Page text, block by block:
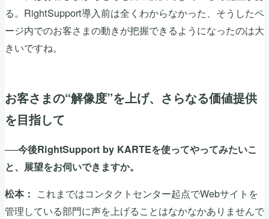
る。RightSupport導入前は全くわからなかった、そうしたペ
ージ内でのお客さまの動きが把握できるようになったのは大
きいですね。
お客さまの“解像度”を上げ、さらなる価値提供
を目指して
──今後RightSupport by KARTEを使ってやってみたいこ
と、展望をお伺いできますか。
松本： これまではコンタクトセンター起点でWebサイトを
管理している部門に声を上げることはなかなかありませんで